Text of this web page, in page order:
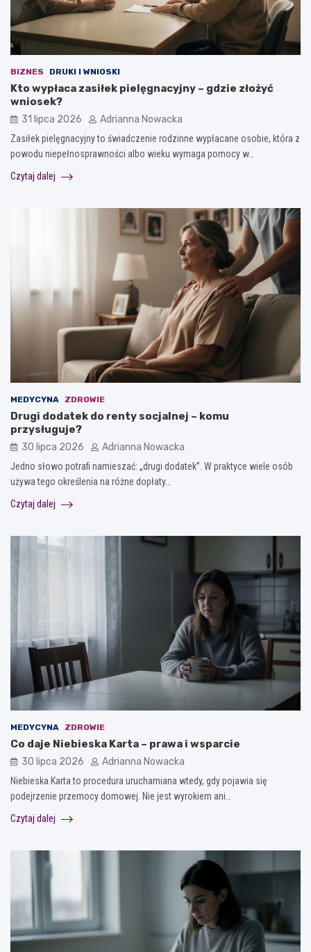
BIZNES DRUKI I WNIOSKI
Kto wypłaca zasiłek pielęgnacyjny – gdzie złożyć
wniosek?
31 lipca 2026 Adrianna Nowacka
Zasiłek pielęgnacyjny to świadczenie rodzinne wypłacane osobie, która z
powodu niepełnosprawności albo wieku wymaga pomocy w…
Czytaj dalej
MEDYCYNA ZDROWIE
Drugi dodatek do renty socjalnej – komu
przysługuje?
30 lipca 2026 Adrianna Nowacka
Jedno słowo potrafi namieszać: „drugi dodatek”. W praktyce wiele osób
używa tego określenia na różne dopłaty…
Czytaj dalej
MEDYCYNA ZDROWIE
Co daje Niebieska Karta – prawa i wsparcie
30 lipca 2026 Adrianna Nowacka
Niebieska Karta to procedura uruchamiana wtedy, gdy pojawia się
podejrzenie przemocy domowej. Nie jest wyrokiem ani…
Czytaj dalej